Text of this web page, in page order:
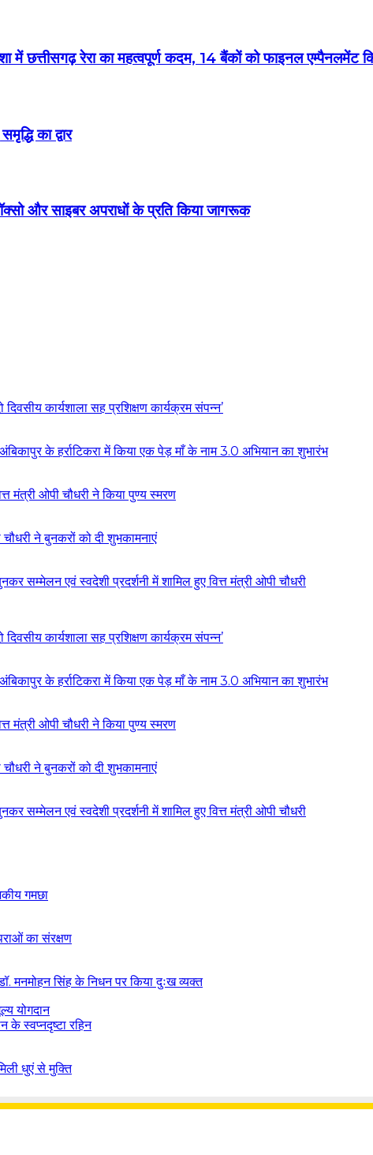
में छत्तीसगढ़ रेरा का महत्वपूर्ण कदम, 14 बैंकों को फाइनल एम्पैनलमेंट
का द्वार
और साइबर अपराधों के प्रति किया जागरूक
कार्यशाला सह प्रशिक्षण कार्यक्रम संपन्न’
के हर्राटिकरा में किया एक पेड़ माँ के नाम 3.0 अभियान का शुभारंभ
मंत्री ओपी चौधरी ने किया पुण्य स्मरण
चौधरी ने बुनकरों को दी शुभकामनाएं
सम्मेलन एवं स्वदेशी प्रदर्शनी में शामिल हुए वित्त मंत्री ओपी चौधरी
कार्यशाला सह प्रशिक्षण कार्यक्रम संपन्न’
के हर्राटिकरा में किया एक पेड़ माँ के नाम 3.0 अभियान का शुभारंभ
मंत्री ओपी चौधरी ने किया पुण्य स्मरण
चौधरी ने बुनकरों को दी शुभकामनाएं
सम्मेलन एवं स्वदेशी प्रदर्शनी में शामिल हुए वित्त मंत्री ओपी चौधरी
गमछा
का संरक्षण
मनमोहन सिंह के निधन पर किया दुःख व्यक्त
के स्वप्नदृष्टा रहिन
धुएं से मुक्ति